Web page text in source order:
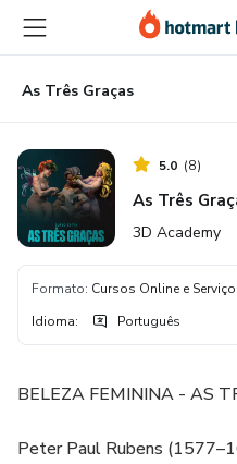
para
conteúdo
principal
para
pagamento
para
rodapé
As Três Graças
5.0 (8)
As Três
3D Academy
Formato: Cursos Online e
Idioma: Português
BELEZA FEMININA - AS
Peter Paul Rubens